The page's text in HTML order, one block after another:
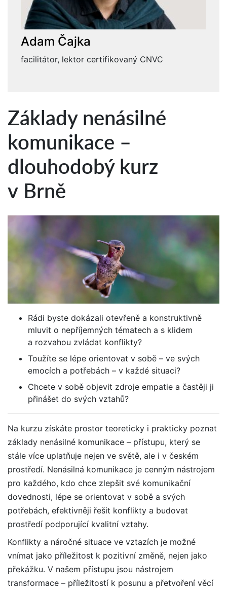
Adam Čajka
facilitátor, lektor certifikovaný CNVC
Základy nenásilné
komunikace –
dlouhodobý kurz
v Brně
Rádi byste dokázali otevřeně a konstruktivně
mluvit o nepříjemných tématech a s klidem
a rozvahou zvládat konflikty?
Toužíte se lépe orientovat v sobě – ve svých
emocích a potřebách – v každé situaci?
Chcete v sobě objevit zdroje empatie a častěji ji
přinášet do svých vztahů?
Na kurzu získáte prostor teoreticky i prakticky poznat
základy nenásilné komunikace – přístupu, který se
stále více uplatňuje nejen ve světě, ale i v českém
prostředí. Nenásilná komunikace je cenným nástrojem
pro každého, kdo chce zlepšit své komunikační
dovednosti, lépe se orientovat v sobě a svých
potřebách, efektivněji řešit konflikty a budovat
prostředí podporující kvalitní vztahy.
Konflikty a náročné situace ve vztazích je možné
vnímat jako příležitost k pozitivní změně, nejen jako
překážku. V našem přístupu jsou nástrojem
transformace – příležitostí k posunu a přetvoření věcí